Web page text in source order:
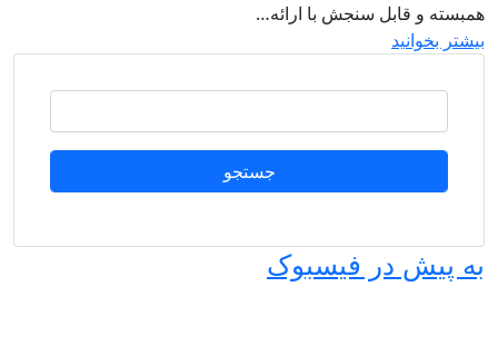
و قابل سنجش با ارائه…
بخوانید
پیش در فیسبوک